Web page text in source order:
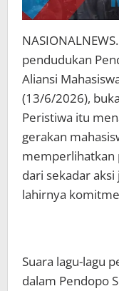
pendudukan
Aliansi
(13/6/2026),
Peristiwa itu
gerakan
memperlihatkan
dari sekadar
lahirnya
Suara lagu-lagu
dalam Pendopo